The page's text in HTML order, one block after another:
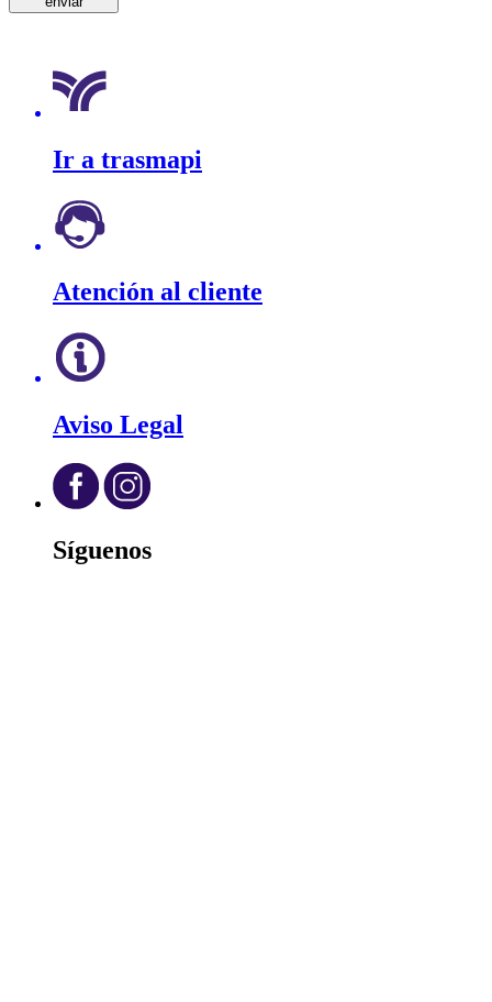
Ir a trasmapi
Atención al cliente
Aviso Legal
Síguenos